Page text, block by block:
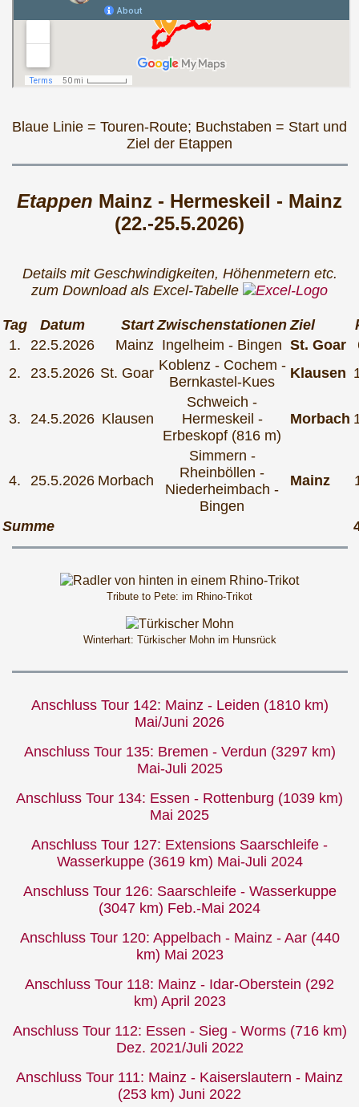
Blaue Linie = Touren-Route; Buchstaben = Start und
Ziel der Etappen
Etappen Mainz - Hermeskeil - Mainz
(22.-25.5.2026)
Details mit Geschwindigkeiten, Höhenmetern etc.
zum Download als Excel-Tabelle
Tag Datum Start Zwischenstationen Ziel
1.
22.5.2026 Mainz Ingelheim - Bingen St. Goar
2.
23.5.2026 St. Goar Koblenz - Cochem -
Bernkastel-Kues
Klausen
3. 24.5.2026 Klausen
Schweich -
Hermeskeil -
Erbeskopf (816 m)
Morbach
4. 25.5.2026 Morbach
Simmern -
Rheinböllen -
Niederheimbach -
Bingen
Mainz
Summe
Tribute to Pete: im Rhino-Trikot
Winterhart: Türkischer Mohn im Hunsrück
Anschluss Tour 142: Mainz - Leiden (1810 km)
Mai/Juni 2026
Anschluss Tour 135: Bremen - Verdun (3297 km)
Mai-Juli 2025
Anschluss Tour 134: Essen - Rottenburg (1039 km)
Mai 2025
Anschluss Tour 127: Extensions Saarschleife -
Wasserkuppe (3619 km) Mai-Juli 2024
Anschluss Tour 126: Saarschleife - Wasserkuppe
(3047 km) Feb.-Mai 2024
Anschluss Tour 120: Appelbach - Mainz - Aar (440
km) Mai 2023
Anschluss Tour 118: Mainz - Idar-Oberstein (292
km) April 2023
Anschluss Tour 112: Essen - Sieg - Worms (716 km)
Dez. 2021/Juli 2022
Anschluss Tour 111: Mainz - Kaiserslautern - Mainz
(253 km) Juni 2022